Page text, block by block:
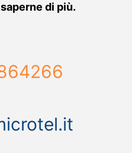
di più.